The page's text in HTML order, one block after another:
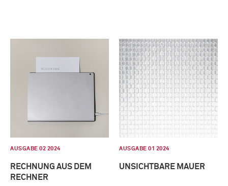
AUSGABE 02 2024
RECHNUNG AUS DEM
RECHNER
AUSGABE 01 2024
UNSICHTBARE MAUER